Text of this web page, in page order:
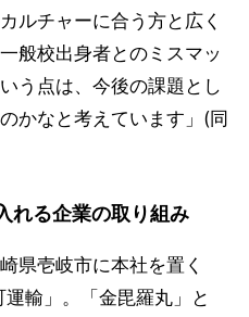
ルチャーに合う方と広く
般校出身者とのミスマッ
う点は、今後の課題とし
かなと考えています」(同
れる企業の取り組み
県壱岐市に本社を置く
輸」。「金毘羅丸」と